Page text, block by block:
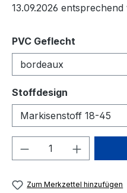
13.09.2026
PVC Geflecht
Stoffdesign
Produkt Anzahl:
Zum Merkzettel hinzufügen